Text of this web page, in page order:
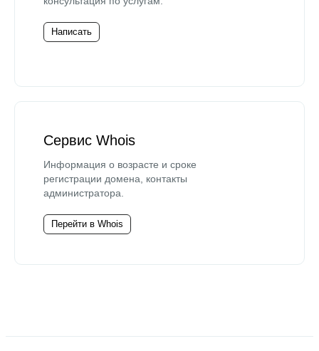
Написать
Сервис Whois
Информация о возрасте и сроке
регистрации домена, контакты
администратора.
Перейти в Whois